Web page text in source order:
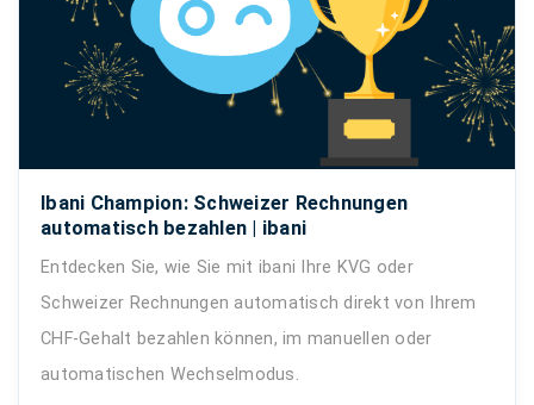
Ibani Champion: Schweizer Rechnungen
automatisch bezahlen | ibani
Entdecken Sie, wie Sie mit ibani Ihre KVG oder
Schweizer Rechnungen automatisch direkt von Ihrem
CHF-Gehalt bezahlen können, im manuellen oder
automatischen Wechselmodus.